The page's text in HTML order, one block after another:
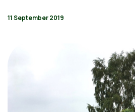
11 September 2019